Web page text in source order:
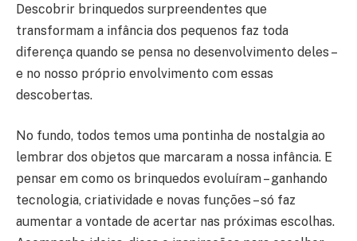
Descobrir brinquedos surpreendentes que
transformam a infância dos pequenos faz toda
diferença quando se pensa no desenvolvimento deles –
e no nosso próprio envolvimento com essas
descobertas.
No fundo, todos temos uma pontinha de nostalgia ao
lembrar dos objetos que marcaram a nossa infância. E
pensar em como os brinquedos evoluíram – ganhando
tecnologia, criatividade e novas funções – só faz
aumentar a vontade de acertar nas próximas escolhas.